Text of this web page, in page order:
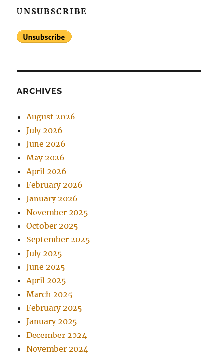
UNSUBSCRIBE
ARCHIVES
August 2026
July 2026
June 2026
May 2026
April 2026
February 2026
January 2026
November 2025
October 2025
September 2025
July 2025
June 2025
April 2025
March 2025
February 2025
January 2025
December 2024
November 2024